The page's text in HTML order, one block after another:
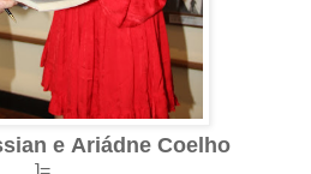
e Ariádne Coelho